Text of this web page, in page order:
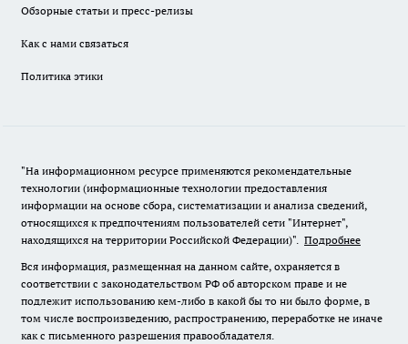
Обзорные статьи и пресс-релизы
Как с нами связаться
Политика этики
"На информационном ресурсе применяются рекомендательные
технологии (информационные технологии предоставления
информации на основе сбора, систематизации и анализа сведений,
относящихся к предпочтениям пользователей сети "Интернет",
находящихся на территории Российской Федерации)". Подробнее
Вся информация, размещенная на данном сайте, охраняется в
соответствии с законодательством РФ об авторском праве и не
подлежит использованию кем-либо в какой бы то ни было форме, в
том числе воспроизведению, распространению, переработке не иначе
как с письменного разрешения правообладателя.